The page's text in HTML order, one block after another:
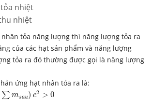
nhiệt
nhiệt
tỏa năng lượng thì năng lượng tỏa ra
của các hạt sản phẩm và năng lượng
tỏa ra đó thường được gọi là năng lượng
ứng hạt nhân tỏa ra là:
∑ msau) c2 > 0
au >0